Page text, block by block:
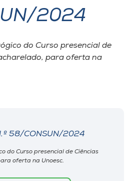
2024
do Curso presencial de
para oferta na
58/CONSUN/2024
do Curso presencial de Ciências
oferta na Unoesc.